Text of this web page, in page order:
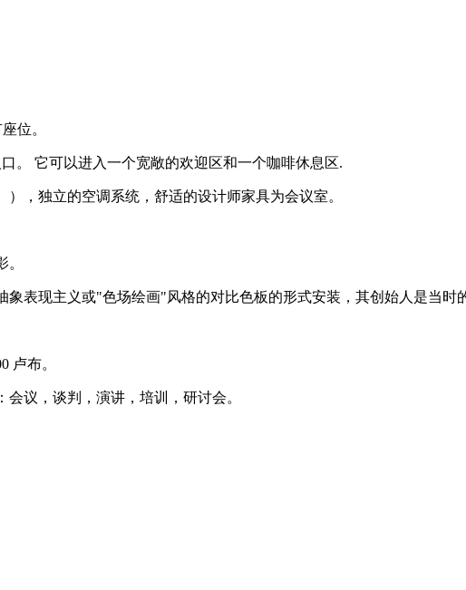
位。
。 它可以进入一个宽敞的欢迎区和一个咖啡休息区.
，独立的空调系统，舒适的设计师家具为会议室。
表现主义或"色场绘画"风格的对比色板的形式安装，其创始人是当时
卢布。
议，谈判，演讲，培训，研讨会。